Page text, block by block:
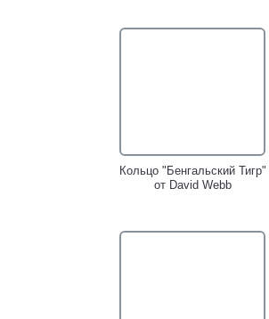
Кольцо "Бенгальский Тигр"
от David Webb